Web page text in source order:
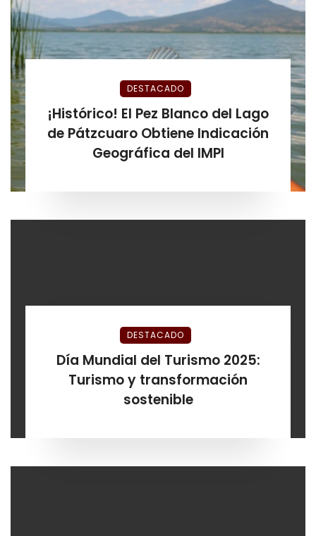
DESTACADO
¡Histórico! El Pez Blanco del Lago
de Pátzcuaro Obtiene Indicación
Geográfica del IMPI
DESTACADO
Día Mundial del Turismo 2025:
Turismo y transformación
sostenible